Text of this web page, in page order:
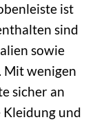
ist
sind
sowie
Mit wenigen
sicher an
und